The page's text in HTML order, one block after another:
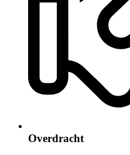
Overdracht